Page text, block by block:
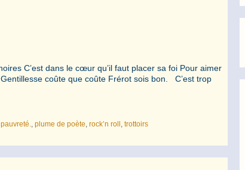
C’est dans le cœur qu’il faut placer sa foi Pour aimer
coûte que coûte Frérot sois bon. C’est trop
pauvreté. ,plume de poète ,rock’n roll ,trottoirs